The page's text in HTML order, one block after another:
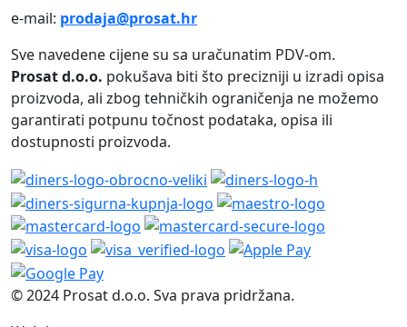
e-mail: prodaja@prosat.hr
Sve navedene cijene su sa uračunatim PDV-om.
Prosat d.o.o. pokušava biti što precizniji u izradi opisa
proizvoda, ali zbog tehničkih ograničenja ne možemo
garantirati potpunu točnost podataka, opisa ili
dostupnosti proizvoda.
© 2024 Prosat d.o.o. Sva prava pridržana.